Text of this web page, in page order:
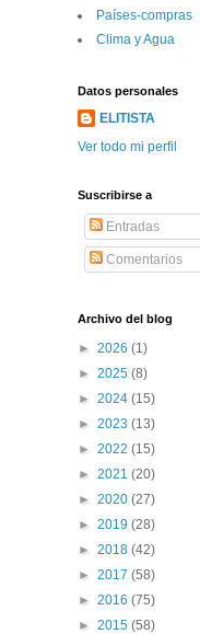
Paí­ses-compras
Clima y Agua
Datos personales
ELITISTA
Ver todo mi perfil
Suscribirse a
Entradas
Comentarios
Archivo del blog
► 2026 (1)
► 2025 (8)
► 2024 (15)
► 2023 (13)
► 2022 (15)
► 2021 (20)
► 2020 (27)
► 2019 (28)
► 2018 (42)
► 2017 (58)
► 2016 (75)
► 2015 (58)